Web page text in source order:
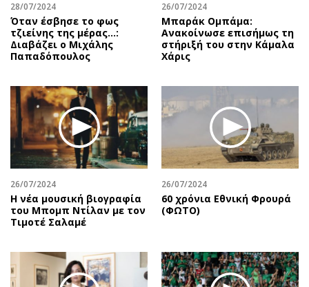
28/07/2024
Όταν έσβησε το φως
τζιείνης της μέρας…:
Διαβάζει ο Μιχάλης
Παπαδόπουλος
26/07/2024
Μπαράκ Ομπάμα:
Ανακοίνωσε επισήμως τη
στήριξή του στην Κάμαλα
Χάρις
26/07/2024
Η νέα μουσική βιογραφία
του Μπομπ Ντίλαν με τον
Τιμοτέ Σαλαμέ
26/07/2024
60 χρόνια Εθνική Φρουρά
(ΦΩΤΟ)